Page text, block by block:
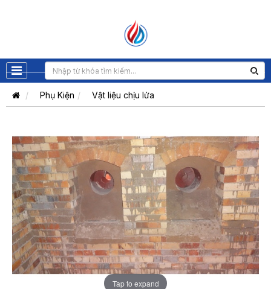
Phụ Kiện Vật liệu chịu lửa
Tap to expand